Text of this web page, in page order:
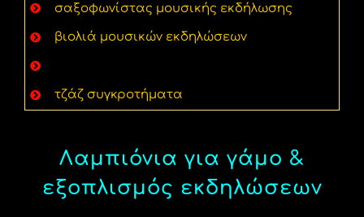
σαξοφωνίστας μουσικής εκδήλωσης
βιολιά μουσικών εκδηλώσεων
τζάζ συγκροτήματα
Λαμπιόνια για γάμο &
εξοπλισμός εκδηλώσεων